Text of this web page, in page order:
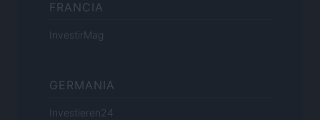
FRANCIA
InvestirMag
GERMANIA
Investieren24